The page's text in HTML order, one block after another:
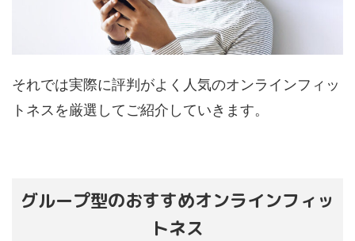
それでは実際に評判がよく人気のオンラインフィッ
トネスを厳選してご紹介していきます。
グループ型のおすすめオンラインフィッ
トネス